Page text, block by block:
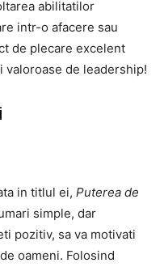
abilitatilor
intr-o afacere sau
de plecare excelent
valoroase de leadership!
in titlul ei, Puterea de
simple, dar
pozitiv, sa va motivati
oameni. Folosind